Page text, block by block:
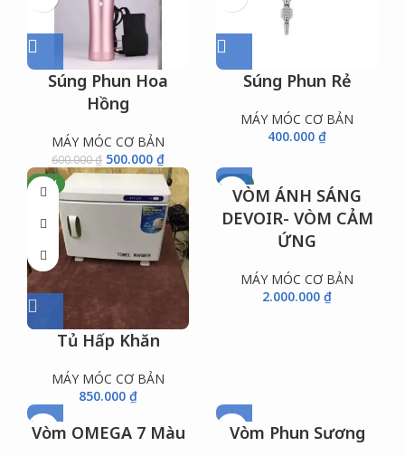
Súng Phun Hoa
Hồng
MÁY MÓC CƠ BẢN
600.000₫ 500.000 ₫
Súng Phun Rẻ
MÁY MÓC CƠ BẢN
400.000 ₫
NEW
Tủ Hấp Khăn
MÁY MÓC CƠ BẢN
850.000 ₫
NEW
VÒM ÁNH SÁNG
DEVOIR- VÒM CẢM
ỨNG
MÁY MÓC CƠ BẢN
2.000.000 ₫
Vòm OMEGA 7 Màu Vòm Phun Sương